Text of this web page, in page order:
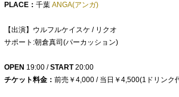
PLACE ： 千葉 ANGA(アンガ)
【出演】ウルフルケイスケ / リクオ
サポート:朝倉真司(パーカッション)
OPEN 19:00 /START20:00
チケット料金： 前売￥4,000 / 当日￥4,500(1ドリンク